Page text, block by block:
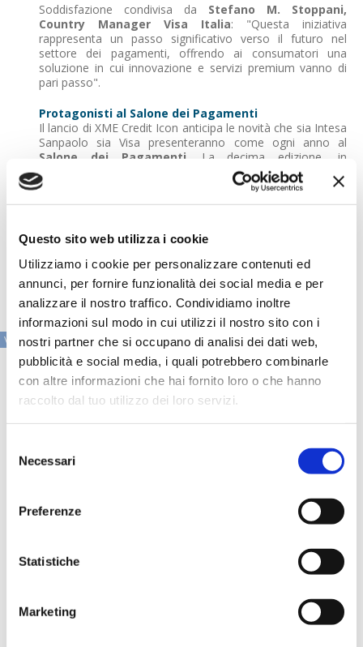
Questo sito web utilizza i cookie
Utilizziamo i cookie per personalizzare contenuti ed
annunci, per fornire funzionalità dei social media e per
analizzare il nostro traffico. Condividiamo inoltre
informazioni sul modo in cui utilizzi il nostro sito con i
nostri partner che si occupano di analisi dei dati web,
pubblicità e social media, i quali potrebbero combinarle
con altre informazioni che hai fornito loro o che hanno
raccolto dal tuo utilizzo dei loro servizi.
delNecessari
Preferenze
Statistiche
Marketing
Soddisfazione condivisa da Stefano M. Stoppani,
Country Manager Visa Italia: "Questa iniziativa
rappresenta un passo significativo verso il futuro nel
settore dei pagamenti, offrendo ai consumatori una
soluzione in cui innovazione e servizi premium vanno di
pari passo".
Protagonisti al Salone dei Pagamenti
Il lancio di XME Credit Icon anticipa le novità che sia Intesa
Sanpaolo sia Visa presenteranno come ogni anno al
Salone dei Pagamenti. La decima edizione, in
programma d
al 29 al 31 ottobre all'Allianza MiCo di
Milano
, sarà l'occasione per continuare a vedere come
vicini alle esigenze di lifestyle.
Qui per l'iscrizione gratuita
VAI ALLA SEZIONE IN PRIMO PIANO